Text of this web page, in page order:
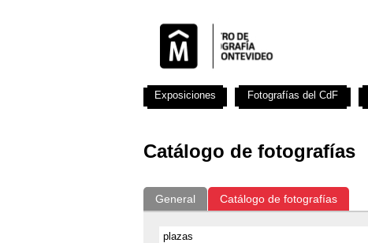
Catálogo de fotografías
General Catálogo de fotografías
Exposiciones Fotografías del CdF